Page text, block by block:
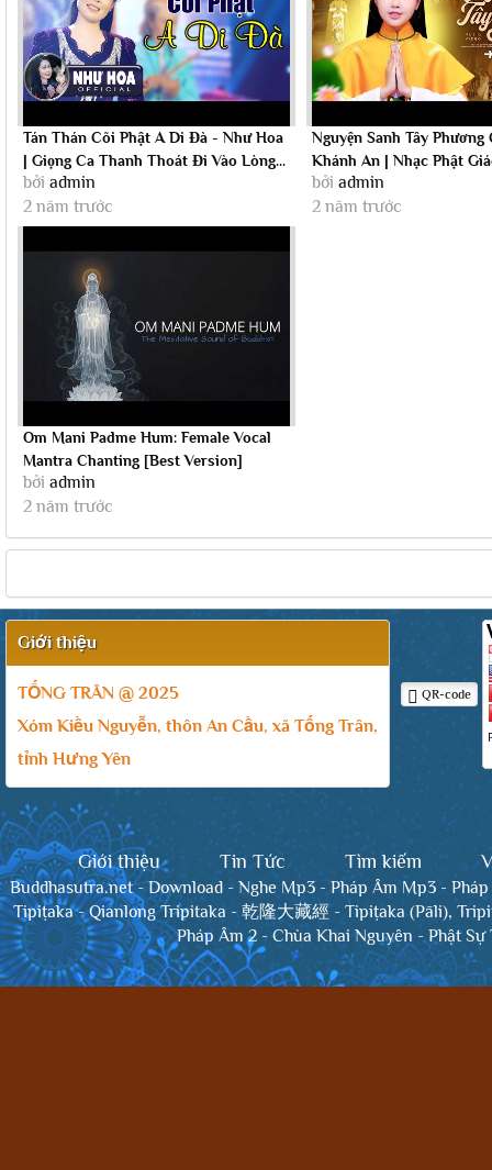
Tán Thán Cõi Phật A Di Đà - Như Hoa
| Giọng Ca Thanh Thoát Đi Vào Lòng...
bởi admin
2 năm trước
Nguyện Sanh Tây Phương
Khánh An | Nhạc Phật
Nhất
bởi admin
2 năm trước
Om Mani Padme Hum: Female Vocal
Mantra Chanting [Best Version]
bởi admin
2 năm trước
Giới thiệu
TỐNG TRÂN @ 2025
Xóm Kiều Nguyễn, thôn An Cầu, xã Tống Trân,
tỉnh Hưng Yên
QR-code
Giới thiệu Tin Tức Tìm kiếm
Buddhasutra.net-Download - Nghe Mp3-Pháp Âm Mp3-
Tipiṭaka-Qianlong Tripitaka - 乾隆大藏經- Tipiṭaka (Pāli),
Pháp Âm 2 -Chùa Khai Nguyên -Phật Sự